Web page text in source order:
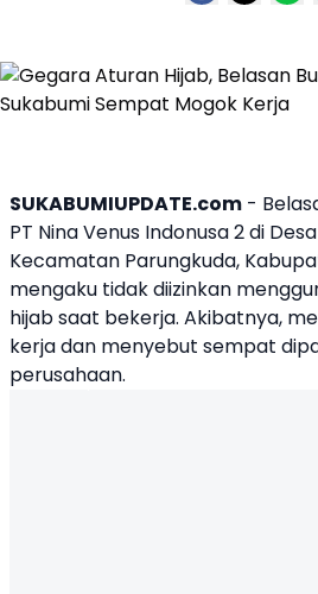
SUKABUMIUPDATE.com -
PT Nina Venus Indonusa 2 di
Kecamatan Parungkuda,
mengaku tidak diizinkan
hijab saat bekerja. Akibatnya,
kerja dan menyebut sempat
perusahaan.